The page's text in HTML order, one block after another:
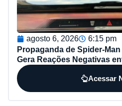
agosto 6, 2026
6:15 pm
Propaganda de Spider-
Gera Reações Negativas
Acessar